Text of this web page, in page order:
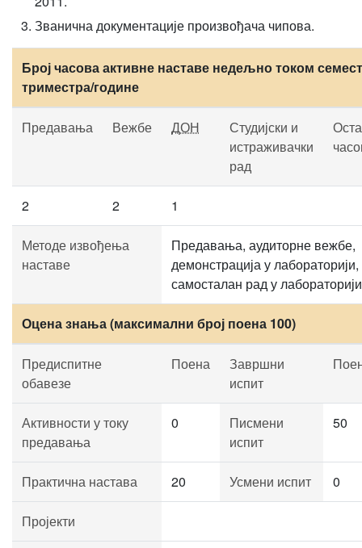
Званична документације произвођача чипова.
Број часова активне наставе недељно током
триместра/године
Предавања Вежбе ДОН
Студијски и
истраживачки
рад
2 2 1
Методе извођења
наставе
Предавања, аудиторне вежбе,
демонстрација у лабораторији,
самосталан рад у
Оцена знања (максимални број поена 100)
Предиспитне
обавезе
Поена
Завршни
испит
Активности у току
предавања
0
Писмени
испит
50
Практична настава 20 Усмени испит 0
Пројекти